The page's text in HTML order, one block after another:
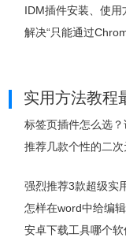
IDM插件安装、使用
解决“只能通过
实用方法教程
标签页插件怎么选
推荐几款个性的二
强烈推荐3款超级实
怎样在word中给编
安卓下载工具哪个